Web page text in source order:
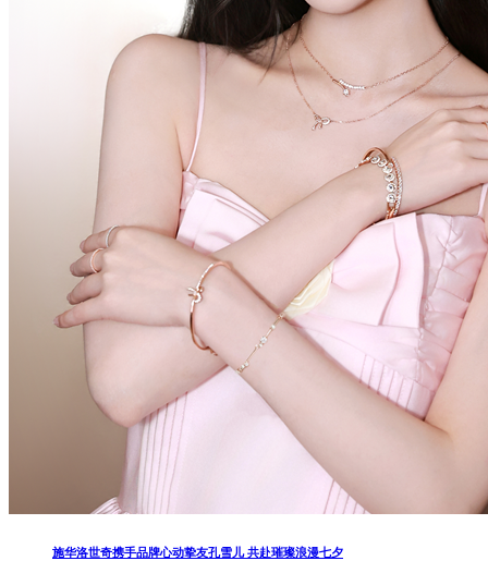
施华洛世奇携手品牌心动挚友孔雪儿 共赴璀璨浪漫七夕